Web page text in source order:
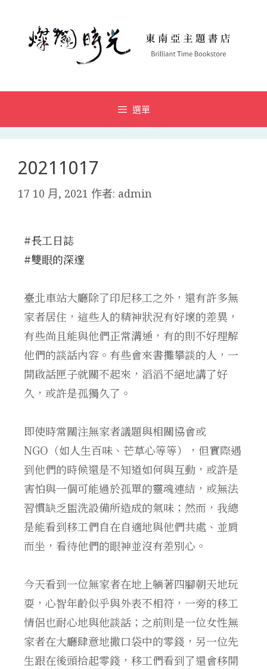
選單
20211017
17 10 月, 2021 作者: admin
#長工日誌
#雙眼的深邃
臺北車站大廳除了印尼移工之外，還有許多無
家者居住，這些人的精神狀況有好壞的差異，
有些尚且能與他們正常溝通，有的則不好理解
他們的談話內容。有些會來書攤攀談的人，一
開啟話匣子就關不起來，滔滔不絕地講了好
久，或許是孤獨久了。
即使時常關注無家者議題與相關協會或
NGO（如人生百味、芒草心等等），但實際遇
到他們的時候還是不知道如何與互動，或許是
害怕與一個可能過於孤單的靈魂連結，或無法
習慣缺乏盥洗設備所造成的氣味；然而，我總
是能看到移工們自在自適地與他們共處、並肩
而坐，看待他們的眼神並沒有差別心。
今天看到一位無家者在地上躺著四腳朝天地玩
耍，心智年齡似乎與外表不相符，一旁的移工
情侶也耐心地與他談話；之前則是一位女性無
家者在大廳肆意地撒口袋中的零錢，另一位先
生跟在後頭拾起零錢，移工們看到了還會移開